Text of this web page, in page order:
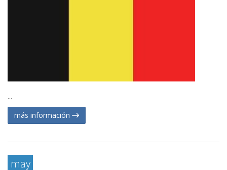
...
más información
may